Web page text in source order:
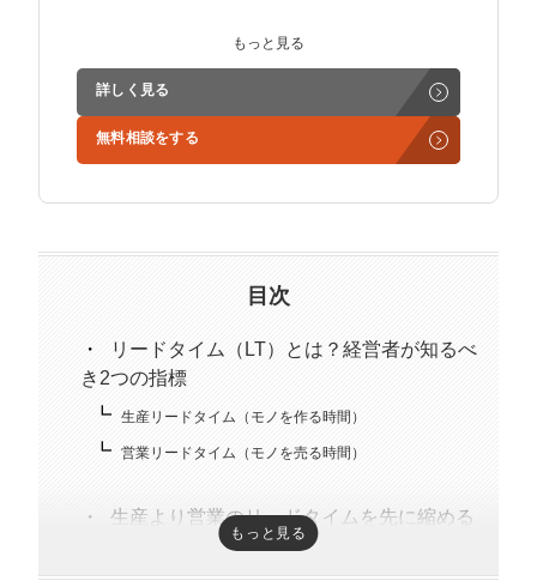
インサイドセールス立ち上げ、テレアポ部隊立ち上げな
ど営業支援を担当。
学生時代からに代表岩野の社長秘書として活動。現在は
3社の事業責任者も務めており、Webマーケティングと
趣味はキックボクシング。アマチュアの戦績は2戦0勝2
もっと見る
詳しく見る
無料相談をする
目次
リードタイム（LT）とは？経営者が知るべ
き2つの指標
生産リードタイム（モノを作る時間）
営業リードタイム（モノを売る時間）
生産より営業のリードタイムを先に縮める
もっと見る